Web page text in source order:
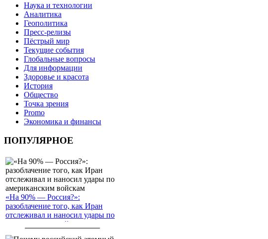
Наука и технологии
Аналитика
Геополитика
Пресс-релизы
Пёстрый мир
Текущие события
Глобальные вопросы
Для информации
Здоровье и красота
История
Общество
Точка зрения
Promo
Экономика и финансы
ПОПУЛЯРНОЕ
«На 90% — Россия?»:
разоблачение того, как Иран
отслеживал и наносил удары по
американским войскам